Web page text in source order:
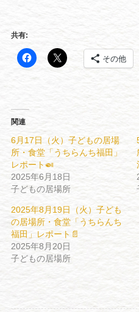
共有:
その他
関連
6月17日（火）子どもの居場
所・食堂「うちらんち福田」
レポート🍛
2025年6月18日
子どもの居場所
2025年8月19日（火）子ども
の居場所・食堂「うちらんち
福田」レポート📄
2025年8月20日
子どもの居場所